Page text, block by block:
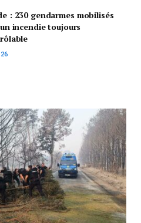
: 230 gendarmes mobilisés
incendie toujours